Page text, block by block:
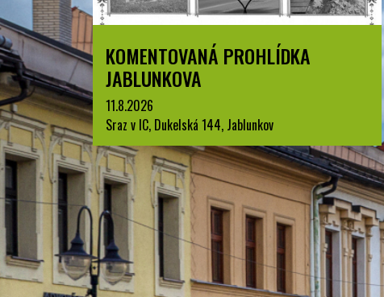
LETNÍ KINO V PARKU A. SZPYRCE
JABLUNKOV
22.8.2026
park A. Szpyrce, Jablunkov